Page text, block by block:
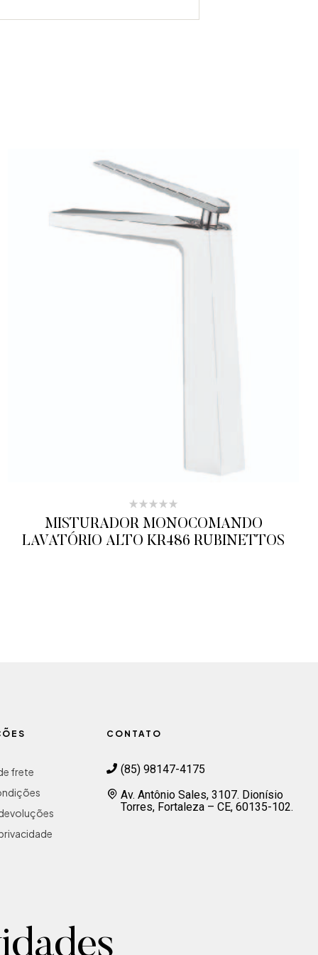
MISTURADOR MONOCOMANDO
LAVATÓRIO ALTO KR486 RUBINETTOS
frete
CONTATO
(85) 98147-4175
Av. Antônio Sales, 3107. Dionísio
Torres, Fortaleza – CE, 60135-102.